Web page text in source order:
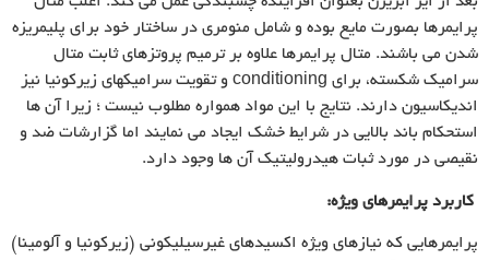
پرایمرها بصورت مایع بوده و شامل منومری در ساختار خود برای پلیمریزه
شدن می باشند. متال پرایمرها علاوه بر ترمیم پروتزهای ثابت متال
سرامیک شکسته، برای conditioning و تقویت سرامیکهای زیرکونیا نیز
اندیکاسیون دارند. نتایج با این مواد همواره مطلوب نیست ؛ زیرا آن ها
استحکام باند بالایی در شرایط خشک ایجاد می نمایند اما گزارشات ضد و
نقیصی در مورد ثبات هیدرولیتیک آن ها وجود دارد.
کاربرد پرایمرهای ویژه:
پرایمرهایی که نیازهای ویژه اکسیدهای غیرسیلیکونی (زیرکونیا و آلومینا)